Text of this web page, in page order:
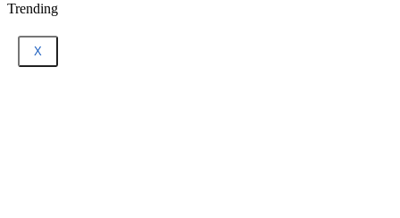
X
Trending